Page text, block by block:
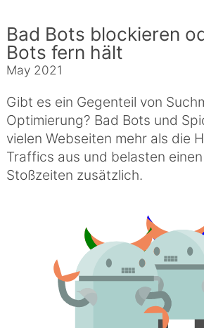
Bad Bots blockieren
Bots fern hält
May 2021
Gibt es ein Gegenteil von
Optimierung? Bad Bots und
vielen Webseiten mehr als die
Traffics aus und belasten
Stoßzeiten zusätzlich.